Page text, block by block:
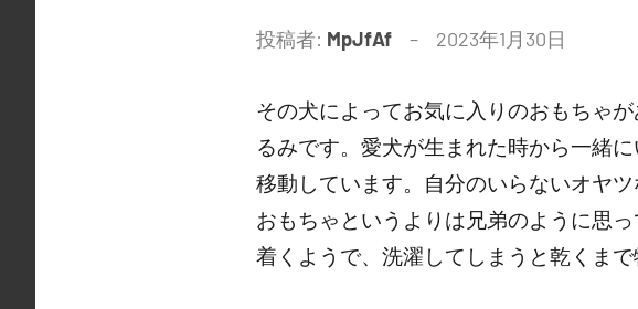
投稿者: MpJfAf 2023年1月30日
その犬によってお気に入りのおもちゃ
るみです。愛犬が生まれた時から一緒
移動しています。自分のいらないオヤ
おもちゃというよりは兄弟のように思
着くようで、洗濯してしまうと乾くま